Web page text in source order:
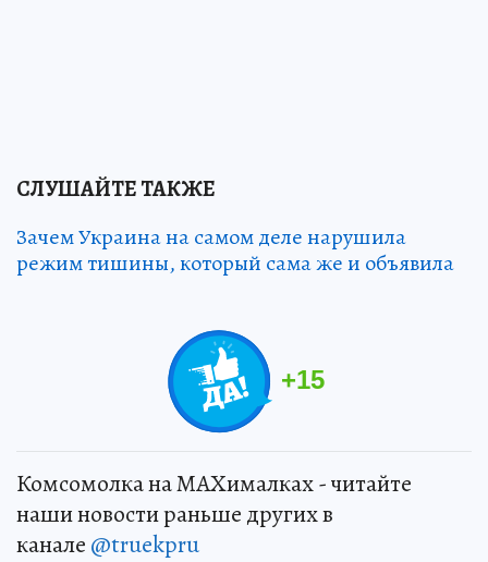
СЛУШАЙТЕ ТАКЖЕ
Зачем Украина на самом деле нарушила
режим тишины, который сама же и объявила
+15
Комсомолка на MAXималках - читайте
наши новости раньше других в
канале @truekpru